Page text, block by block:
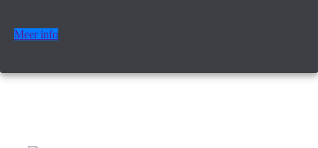
Meer info